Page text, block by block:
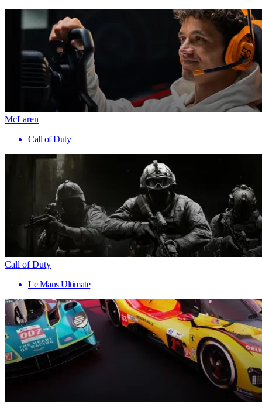
McLaren
Call of Duty
Call of Duty
Le Mans Ultimate